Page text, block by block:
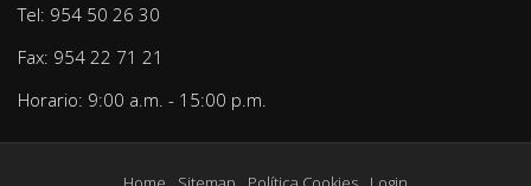
Tel: 954 50 26 30
Fax: 954 22 71 21
Horario: 9:00 a.m. - 15:00 p.m.